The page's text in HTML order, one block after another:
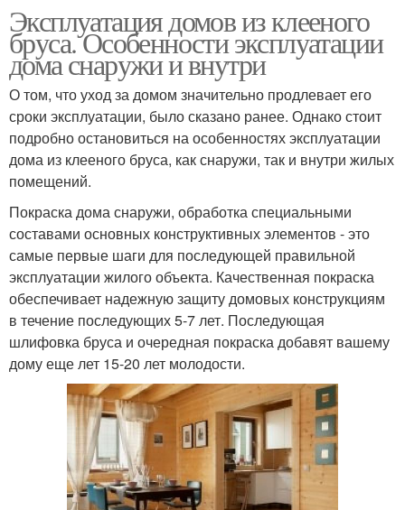
Эксплуатация домов из клееного
бруса. Особенности эксплуатации
дома снаружи и внутри
О том, что уход за домом значительно продлевает его
сроки эксплуатации, было сказано ранее. Однако стоит
подробно остановиться на особенностях эксплуатации
дома из клееного бруса, как снаружи, так и внутри жилых
помещений.
Покраска дома снаружи, обработка специальными
составами основных конструктивных элементов - это
самые первые шаги для последующей правильной
эксплуатации жилого объекта. Качественная покраска
обеспечивает надежную защиту домовых конструкциям
в течение последующих 5-7 лет. Последующая
шлифовка бруса и очередная покраска добавят вашему
дому еще лет 15-20 лет молодости.